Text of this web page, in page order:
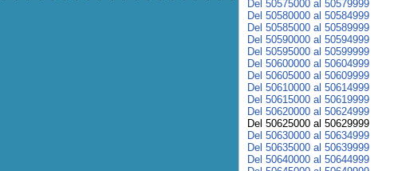
Del 50575000 al 50579999
Del 50580000 al 50584999
Del 50585000 al 50589999
Del 50590000 al 50594999
Del 50595000 al 50599999
Del 50600000 al 50604999
Del 50605000 al 50609999
Del 50610000 al 50614999
Del 50615000 al 50619999
Del 50620000 al 50624999
Del 50625000 al 50629999
Del 50630000 al 50634999
Del 50635000 al 50639999
Del 50640000 al 50644999